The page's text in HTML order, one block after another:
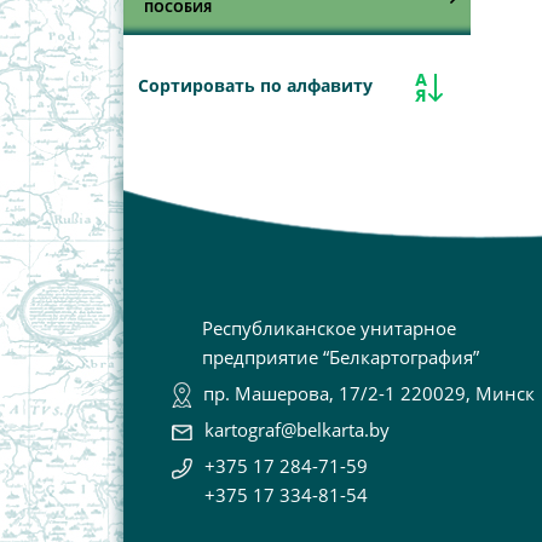
Путеводители
Туристские атласы Республики
ПОСОБИЯ
Наглядные пособия
Учебные настенные карты
Сортировать по алфавиту
Республиканское унитарное
предприятие “Белкартография”
пр. Машерова, 17/2-1 220029, Минск
kartograf@belkarta.by
+375 17 284-71-59
+375 17 334-81-54